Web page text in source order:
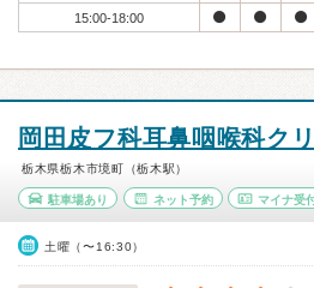
15:00-18:00
岡田皮フ科耳鼻咽喉科ク
栃木県栃木市境町（栃木駅）
駐車場あり ネット予約 マイナ受
土曜（〜16:30）